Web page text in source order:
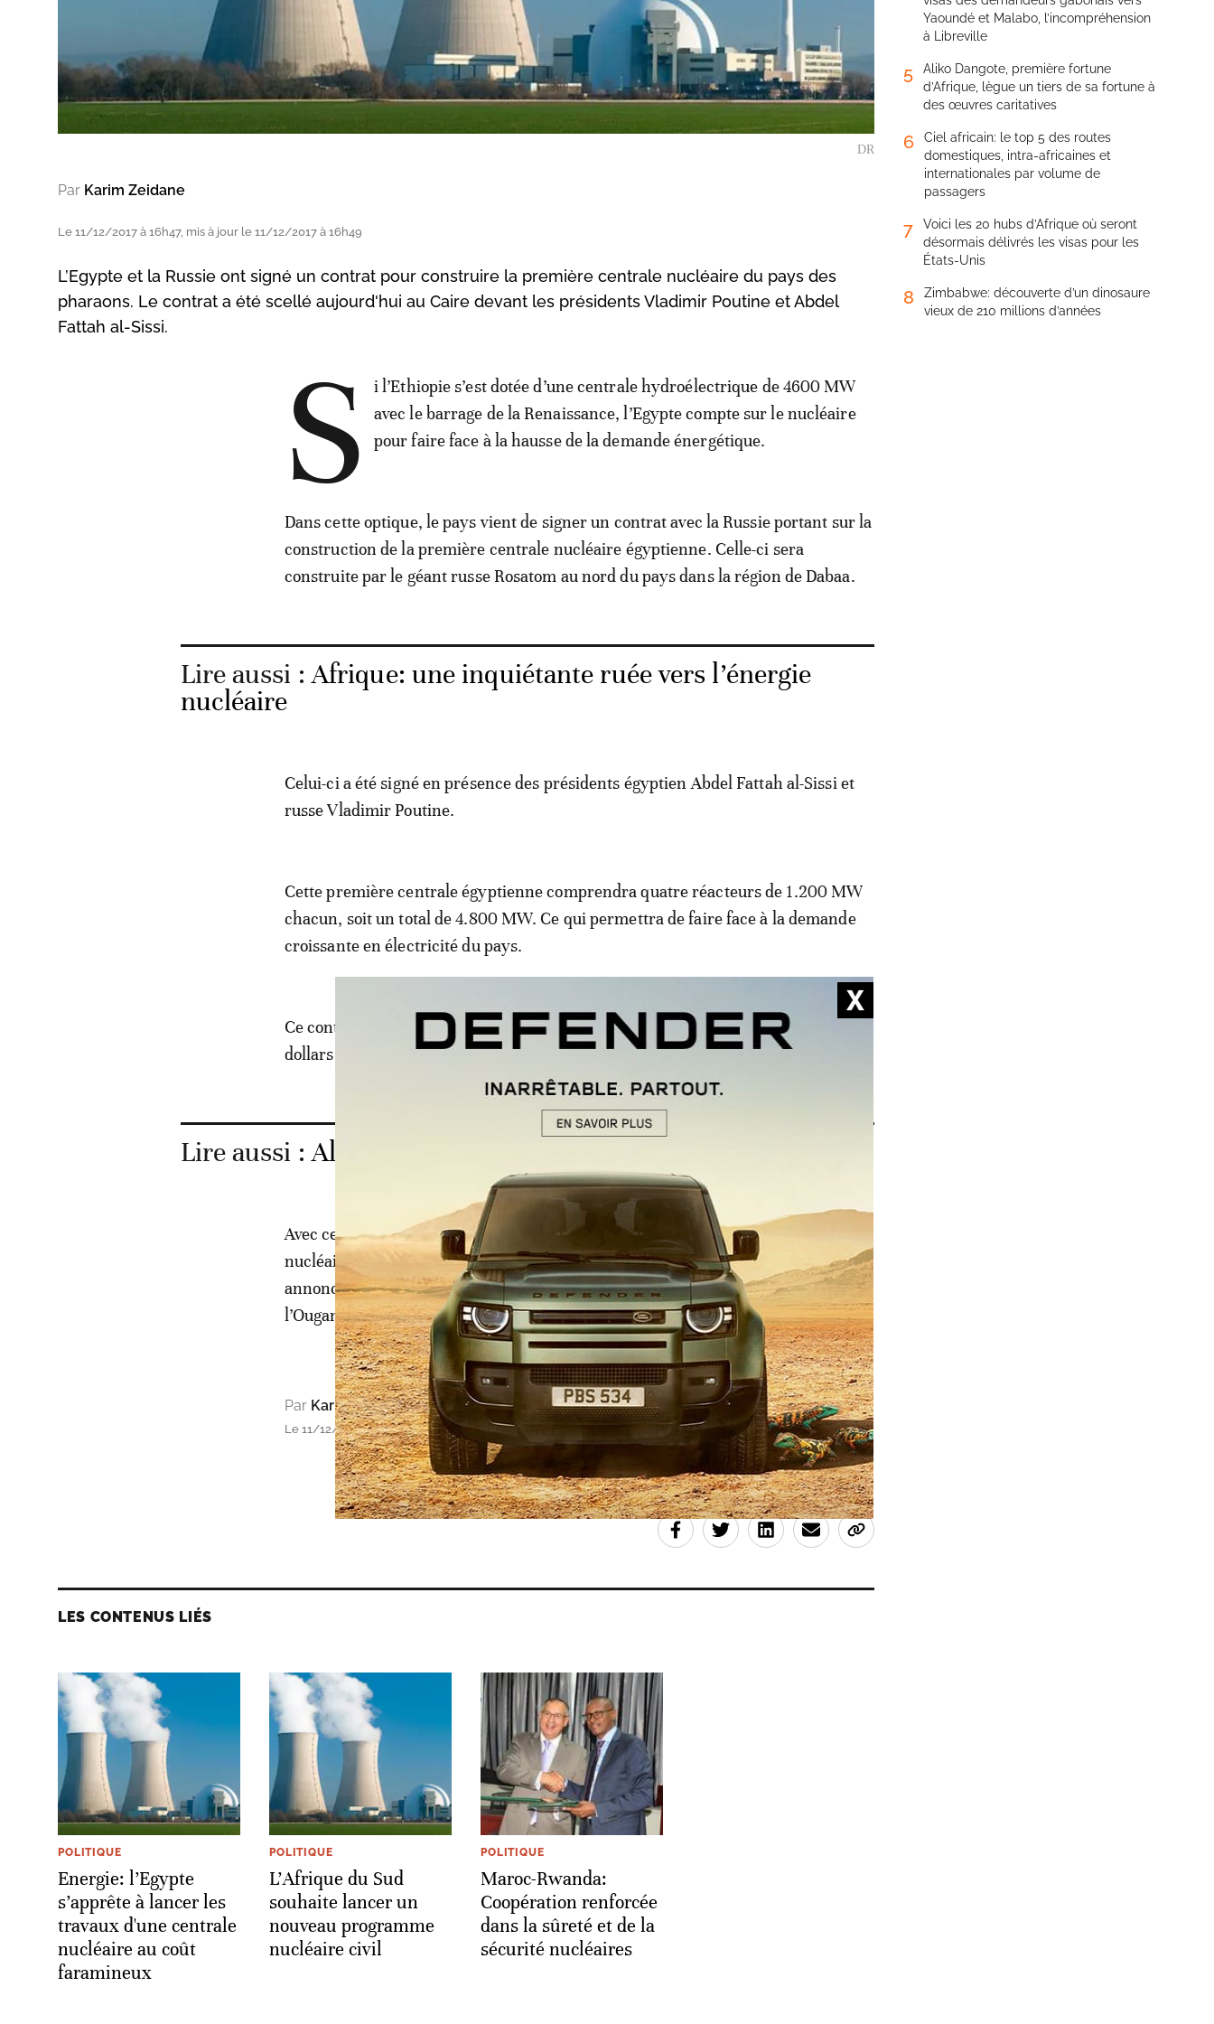
DR
Par Karim Zeidane
Le 11/12/2017 à 16h47, mis à jour le 11/12/2017 à 16h49
L’Egypte et la Russie ont signé un contrat pour construire la première centrale nucléaire du pays des
pharaons. Le contrat a été scellé aujourd'hui au Caire devant les présidents Vladimir Poutine et Abdel
Fattah al-Sissi.
S
i l’Ethiopie s’est dotée d’une centrale hydroélectrique de 4600 MW
avec le barrage de la Renaissance, l’Egypte compte sur le nucléaire
pour faire face à la hausse de la demande énergétique.
Dans cette optique, le pays vient de signer un contrat avec la Russie portant sur la
construction de la première centrale nucléaire égyptienne. Celle-ci sera
construite par le géant russe Rosatom au nord du pays dans la région de Dabaa.
Lire aussi :Afrique: une inquiétante ruée vers l’énergie
nucléaire
Celui-ci a été signé en présence des présidents égyptien Abdel Fattah al-Sissi et
russe Vladimir Poutine.
Cette première centrale égyptienne comprendra quatre réacteurs de 1.200 MW
chacun, soit un total de 4.800 MW. Ce qui permettra de faire face à la demande
croissante en électricité du pays.
Ce contrat porte, selon diverses informations, sur un montant de 30 milliards de
dollars. La Russie apportera une partie du financement sous forme de prêts.
Lire aussi :Algérie: une centrale nucléaire en 2025
Avec ce contrat, l’Egypte sera le second pays africain à se doter d’une centrale
nucléaire après l’Afrique du Sud. Toutefois, d'autres pays du continent ont
annoncé leur intention de miser sur le nucléaire: le Ghana, l’Algérie, le Nigeria,
l’Ouganda, le Niger, la Tunisie et le Kenya.
Par Karim Zeidane
Le 11/12/2017 à 16h47, mis à jour le 11/12/2017 à 16h49
LES CONTENUS LIÉS
POLITIQUE
Energie: l’Egypte
s’apprête à lancer les
travaux d'une centrale
nucléaire au coût
faramineux
POLITIQUE
L'Afrique du Sud
souhaite lancer un
nouveau programme
nucléaire civil
POLITIQUE
Maroc-Rwanda:
Coopération renforcée
dans la sûreté et de la
sécurité nucléaires
Yaoundé et Malabo, l’incompréhension
à Libreville
5
Aliko Dangote, première fortune
d’Afrique, lègue un tiers de sa fortune à
des œuvres caritatives
6
Ciel africain: le top 5 des routes
domestiques, intra-africaines et
internationales par volume de
passagers
7
Voici les 20 hubs d’Afrique où seront
désormais délivrés les visas pour les
États-Unis
8
Zimbabwe: découverte d’un dinosaure
vieux de 210 millions d’années